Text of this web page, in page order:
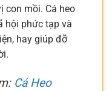
con mồi. Cá heo
hội phức tạp và
hay giúp đỡ
Cá Heo